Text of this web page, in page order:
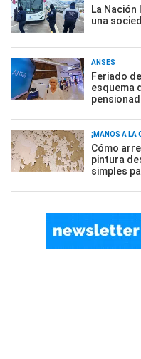
La
una
ANSES
Feriado
esquema
¡MANOS A LA
Cómo
pintura
simples